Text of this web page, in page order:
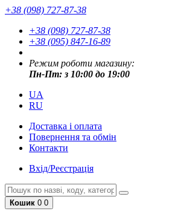
+38 (098) 727-87-38
+38 (098) 727-87-38
+38 (095) 847-16-89
Режим роботи магазину:
Пн-Пт: з 10:00 до 19:00
UA
RU
Доставка і оплата
Повернення та обмін
Контакти
Вхід/Реєстрація
Кошик 0 0